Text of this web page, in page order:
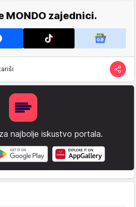
MONDO zajednici.
najbolje iskustvo portala.